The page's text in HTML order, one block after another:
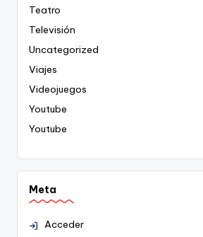
Teatro
Televisión
Uncategorized
Viajes
Videojuegos
Youtube
Youtube
Meta
Acceder